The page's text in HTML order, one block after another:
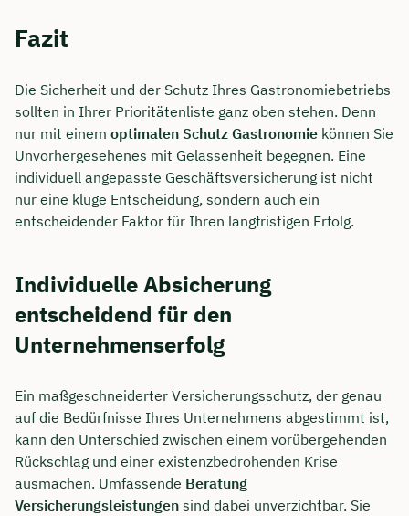
Fazit
Die Sicherheit und der Schutz Ihres Gastronomiebetriebs
sollten in Ihrer Prioritätenliste ganz oben stehen. Denn
nur mit einem optimalen Schutz Gastronomie können Sie
Unvorhergesehenes mit Gelassenheit begegnen. Eine
individuell angepasste Geschäftsversicherung ist nicht
nur eine kluge Entscheidung, sondern auch ein
entscheidender Faktor für Ihren langfristigen Erfolg.
Individuelle Absicherung
entscheidend für den
Unternehmenserfolg
Ein maßgeschneiderter Versicherungsschutz, der genau
auf die Bedürfnisse Ihres Unternehmens abgestimmt ist,
kann den Unterschied zwischen einem vorübergehenden
Rückschlag und einer existenzbedrohenden Krise
ausmachen. Umfassende Beratung
Versicherungsleistungen sind dabei unverzichtbar. Sie